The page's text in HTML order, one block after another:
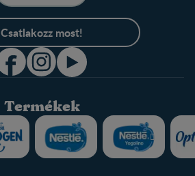
Csatlakozz most!
Termékek